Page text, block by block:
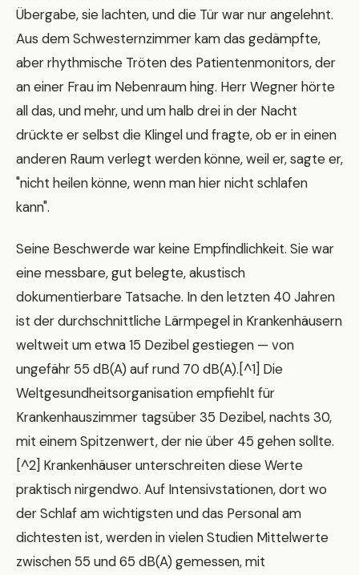
Übergabe, sie lachten, und die Tür war nur angelehnt.
Aus dem Schwesternzimmer kam das gedämpfte,
aber rhythmische Tröten des Patientenmonitors, der
an einer Frau im Nebenraum hing. Herr Wegner hörte
all das, und mehr, und um halb drei in der Nacht
drückte er selbst die Klingel und fragte, ob er in einen
anderen Raum verlegt werden könne, weil er, sagte er,
"nicht heilen könne, wenn man hier nicht schlafen
kann".
Seine Beschwerde war keine Empfindlichkeit. Sie war
eine messbare, gut belegte, akustisch
dokumentierbare Tatsache. In den letzten 40 Jahren
ist der durchschnittliche Lärmpegel in Krankenhäusern
weltweit um etwa 15 Dezibel gestiegen — von
ungefähr 55 dB(A) auf rund 70 dB(A).[^1] Die
Weltgesundheitsorganisation empfiehlt für
Krankenhauszimmer tagsüber 35 Dezibel, nachts 30,
mit einem Spitzenwert, der nie über 45 gehen sollte.
[^2] Krankenhäuser unterschreiten diese Werte
praktisch nirgendwo. Auf Intensivstationen, dort wo
der Schlaf am wichtigsten und das Personal am
dichtesten ist, werden in vielen Studien Mittelwerte
zwischen 55 und 65 dB(A) gemessen, mit